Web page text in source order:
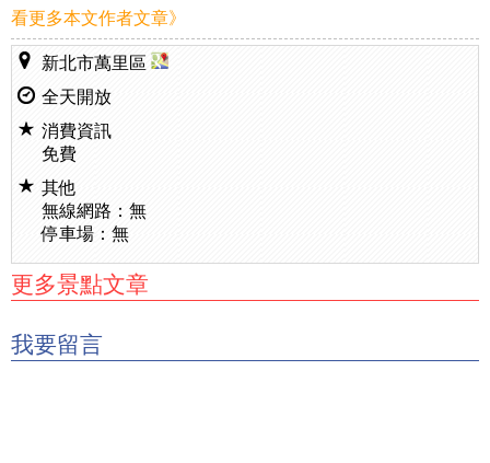
看更多本文作者文章》
新北市萬里區
全天開放
消費資訊
免費
其他
無線網路：無
停車場：無
更多景點文章
我要留言